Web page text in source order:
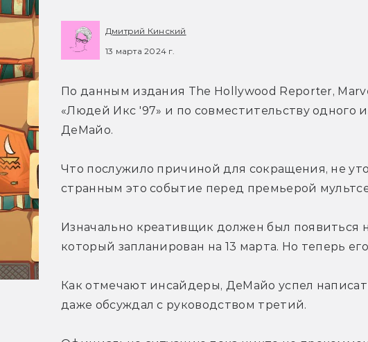
Дмитрий Кинский
13 марта 2024 г.
По данным издания The Hollywood Reporter,
«Людей Икс '97» и по совместительству одного
ДеМайо.
Что послужило причиной для сокращения, не
странным это событие перед премьерой
Изначально креативщик должен был появиться
который запланирован на 13 марта. Но теперь
Как отмечают инсайдеры, ДеМайо успел
даже обсуждал с руководством третий.